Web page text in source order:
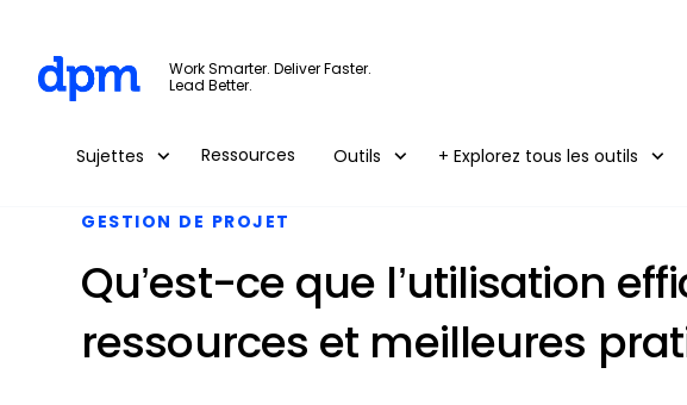
Skip to main content
Work Smarter. Deliver Faster.
Lead Better.
Sujettes Ressources Outils + Explorez tous les outils
GESTION DE PROJET
Qu’est-ce que l’utilisation
ressources et meilleures